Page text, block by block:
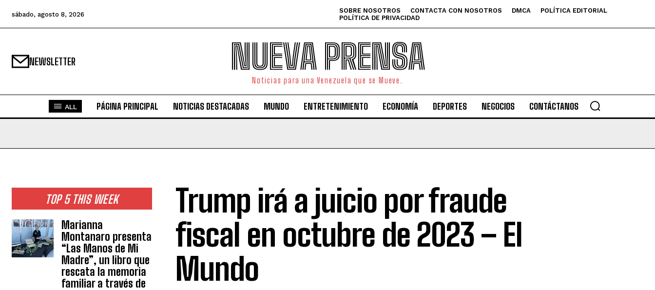
sábado, agosto 8, 2026 SOBRE NOSOTROS CONTACTA CON NOSOTROS DMCA
POLÍTICA EDITORIAL
POLÍTICA DE PRIVACIDAD
NEWSLETTER NUEVA PRENSA
Noticias para una Venezuela que se Mueve.
ALL PÁGINA PRINCIPAL NOTICIAS DESTACADAS MUNDO ENTRETENIMIENTO ECONOMÍA DEPORTES NEGOCIOS CONTÁCTANOS
TOP 5 THIS WEEK
Marianna
Montanaro presenta
“Las Manos de Mi
Madre”, un libro que
rescata la memoria
familiar a través de
Trump irá a juicio por fraude
fiscal en octubre de 2023 – El
Mundo